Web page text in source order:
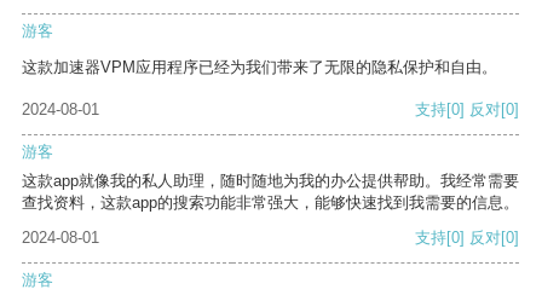
游客
这款加速器VPM应用程序已经为我们带来了无限的隐私保护和自由。
2024-08-01 支持[0] 反对[0]
游客
这款app就像我的私人助理，随时随地为我的办公提供帮助。我经常需要
查找资料，这款app的搜索功能非常强大，能够快速找到我需要的信息。
2024-08-01
支持[0] 反对[0]
游客